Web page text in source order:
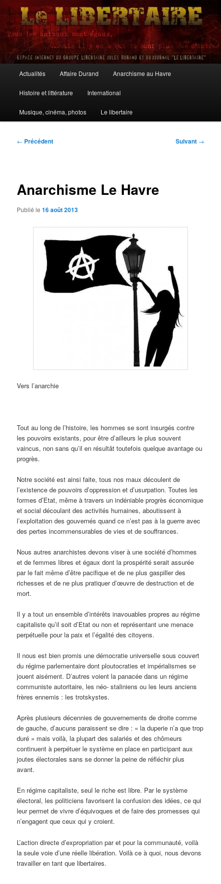
Aller
contenu
principalLe Libertaire
principal
Actualités Affaire Durand Anarchisme au Havre
Histoire et littérature International
Musique, cinéma, photos Le libertaire
Navigation
← Précédent Suivant →
Anarchisme Le Havre
Publié le16 août 2013
Vers l’anarchie
Tout au long de l’histoire, les hommes se sont insurgés contre
les pouvoirs existants, pour être d’ailleurs le plus souvent
vaincus, non sans qu’il en résultât toutefois quelque avantage ou
progrès.
Notre société est ainsi faite, tous nos maux découlent de
l’existence de pouvoirs d’oppression et d’usurpation. Toutes les
formes d’Etat, même à travers un indéniable progrès économique
et social découlant des activités humaines, aboutissent à
l’exploitation des gouvernés quand ce n’est pas à la guerre avec
des pertes incommensurables de vies et de souffrances.
Nous autres anarchistes devons viser à une société d’hommes
et de femmes libres et égaux dont la prospérité serait assurée
par le fait même d’être pacifique et de ne plus gaspiller des
richesses et de ne plus pratiquer d’œuvre de destruction et de
mort.
Il y a tout un ensemble d’intérêts inavouables propres au régime
capitaliste qu’il soit d’Etat ou non et représentant une menace
perpétuelle pour la paix et l’égalité des citoyens.
Il nous est bien promis une démocratie universelle sous couvert
du régime parlementaire dont ploutocraties et impérialismes se
jouent aisément. D’autres voient la panacée dans un régime
communiste autoritaire, les néo- staliniens ou les leurs anciens
frères ennemis : les trotskystes.
Après plusieurs décennies de gouvernements de droite comme
de gauche, d’aucuns paraissent se dire : « la duperie n’a que trop
duré » mais voilà, la plupart des salariés et des chômeurs
continuent à perpétuer le système en place en participant aux
joutes électorales sans se donner la peine de réfléchir plus
avant.
En régime capitaliste, seul le riche est libre. Par le système
électoral, les politiciens favorisent la confusion des idées, ce qui
leur permet de vivre d’équivoques et de faire des promesses qui
n’engagent que ceux qui y croient.
L’action directe d’expropriation par et pour la communauté, voilà
la seule voie d’une réelle libération. Voilà ce à quoi, nous devons
travailler en tant que libertaires.